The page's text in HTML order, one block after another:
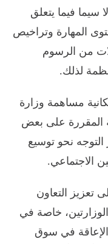
سيما فيما يتعلق
المهارة وتراخيص
من الرسوم
لذلك.
مساهمة وزارة
المقررة على بعض
التوجه نحو توسيع
الاجتماعي.
تعزيز التعاون
خاصة في
في سوق